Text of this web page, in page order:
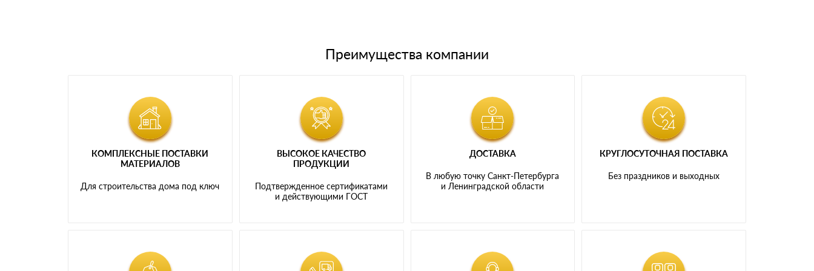
Преимущества компании
КОМПЛЕКСНЫЕ ПОСТАВКИ
МАТЕРИАЛОВ
Для строительства дома под ключ
ВЫСОКОЕ КАЧЕСТВО
ПРОДУКЦИИ
Подтвержденное сертификатами
и действующими ГОСТ
ДОСТАВКА
В любую точку Санкт-Петербурга
и Ленинградской области
КРУГЛОСУТОЧНАЯ ПОСТАВКА
Без праздников и выходных